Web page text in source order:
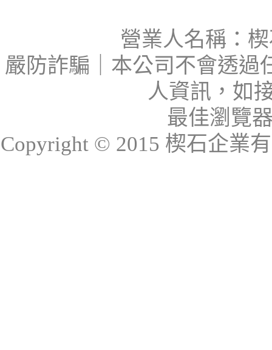
營業人名稱：
嚴防詐騙｜本公司不會透過
人資訊，如
最佳瀏覽
Copyright © 2015 楔石企業